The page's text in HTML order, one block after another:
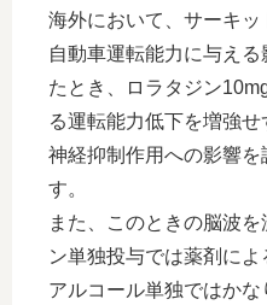
海外において、サーキ
自動車運転能力に与える
たとき、ロラタジン
る運転能力低下を増強
神経抑制作用への影響を
す。
また、このときの脳波
ン単独投与では薬剤によ
アルコール単独ではか